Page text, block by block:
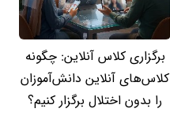
برگزاری کلاس آنلاین: چگونه
کلاس‌های آنلاین دانش‌آموزان
را بدون اختلال برگزار کنیم؟